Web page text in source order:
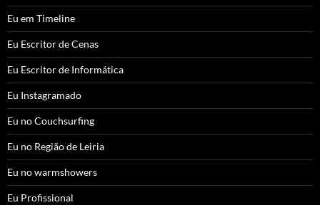
Eu em Timeline
Eu Escritor de Cenas
Eu Escritor de Informática
Eu Instagramado
Eu no Couchsurfing
Eu no Região de Leiria
Eu no warmshowers
Eu Profissional